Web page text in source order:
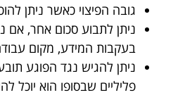
גובה הפיצוי כאשר ניתן להוכיח
ניתן לתבוע סכום אחר, אם
בעקבות המידע, מקום
ניתן להגיש נגד הפוגע
פליליים שבסופו הוא יוכל